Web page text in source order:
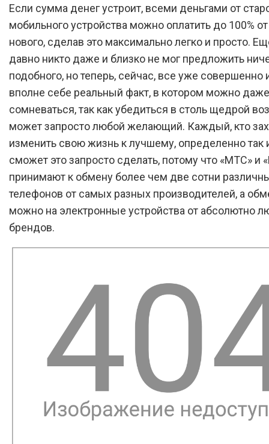
Если сумма денег устроит, всеми деньгами от
мобильного устройства можно оплатить до 100%
нового, сделав это максимально легко и просто.
давно никто даже и близко не мог предложить
подобного, но теперь, сейчас, все уже совершенно
вполне себе реальный факт, в котором можно
сомневаться, так как убедиться в столь щедрой
может запросто любой желающий. Каждый, кто
изменить свою жизнь к лучшему, определенно так
сможет это запросто сделать, потому что «МТС» и
принимают к обмену более чем две сотни
телефонов от самых разных производителей, а
можно на электронные устройства от абсолютно
брендов.